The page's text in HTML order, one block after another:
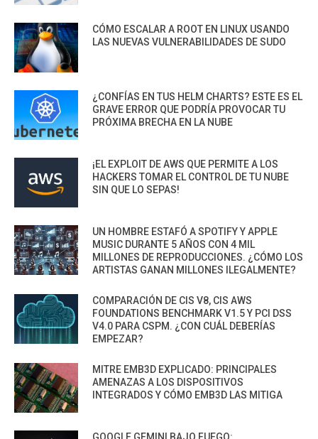
CÓMO ESCALAR A ROOT EN LINUX USANDO
LAS NUEVAS VULNERABILIDADES DE SUDO
¿CONFÍAS EN TUS HELM CHARTS? ESTE ES EL
GRAVE ERROR QUE PODRÍA PROVOCAR TU
PRÓXIMA BRECHA EN LA NUBE
¡EL EXPLOIT DE AWS QUE PERMITE A LOS
HACKERS TOMAR EL CONTROL DE TU NUBE
SIN QUE LO SEPAS!
UN HOMBRE ESTAFÓ A SPOTIFY Y APPLE
MUSIC DURANTE 5 AÑOS CON 4 MIL
MILLONES DE REPRODUCCIONES. ¿CÓMO LOS
ARTISTAS GANAN MILLONES ILEGALMENTE?
COMPARACIÓN DE CIS V8, CIS AWS
FOUNDATIONS BENCHMARK V1.5 Y PCI DSS
V4.0 PARA CSPM. ¿CON CUÁL DEBERÍAS
EMPEZAR?
MITRE EMB3D EXPLICADO: PRINCIPALES
AMENAZAS A LOS DISPOSITIVOS
INTEGRADOS Y CÓMO EMB3D LAS MITIGA